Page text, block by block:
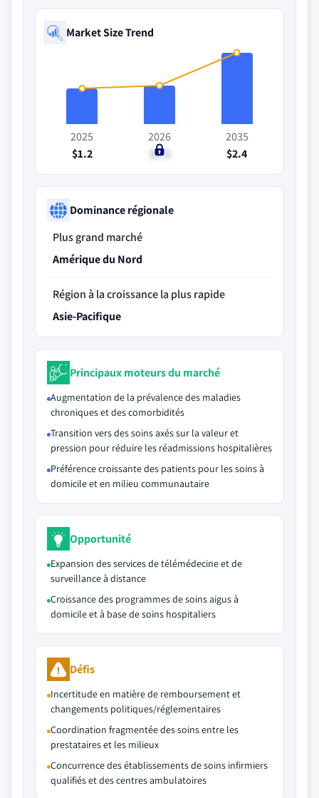
Market Size Trend
2025
$1.2
2026
$1.3
2035
$2.4
Dominance régionale
Plus grand marché
Amérique du Nord
Région à la croissance la plus rapide
Asie-Pacifique
Principaux moteurs du marché
Augmentation de la prévalence des maladies
chroniques et des comorbidités
Transition vers des soins axés sur la valeur et
pression pour réduire les réadmissions hospitalières
Préférence croissante des patients pour les soins à
domicile et en milieu communautaire
Opportunité
Expansion des services de télémédecine et de
surveillance à distance
Croissance des programmes de soins aigus à
domicile et à base de soins hospitaliers
Défis
Incertitude en matière de remboursement et
changements politiques/réglementaires
Coordination fragmentée des soins entre les
prestataires et les milieux
Concurrence des établissements de soins infirmiers
qualifiés et des centres ambulatoires